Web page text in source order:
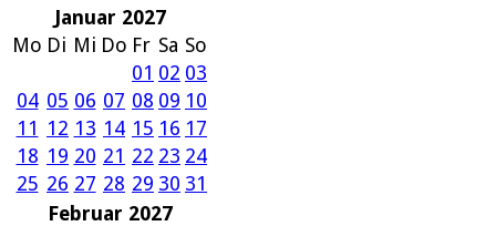
Januar 2027
Mo Di Mi Do Fr Sa So
01 02 03
04 05 06 07 08 09 10
11 12 13 14 15 16 17
18 19 20 21 22 23 24
25 26 27 28 29 30 31
Februar 2027